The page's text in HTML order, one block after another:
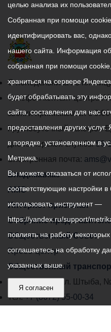
График
работы
администрации
местного
самоуправления
города
Владикавказ:
С понедельника по
Телефон контакт-центра
звонки принимаются с
Круглосуточный телефон
диспетчерской службы53-
Электронная почта:
Владикавказ
АМС
Интернет приемная
Собрание
Общественный Совет
Пресс-центр
Общественный
Владикавказ, пл. Штыба,
Тел:+7 (8672) 55-00-34
целью анализа их
Собранная при помощи
идентифицировать вас,
нашего сайта. Информация
собранная при помощи
храниться на сервере
будет обрабатывать эту
сайта, составления для нас
предоставления других
в порядке, установленном в
Метрика.
Вы можете отказаться от
соответствующие настройки
использовать инструмент —
https://yandex.ru/support/
повлиять на работу
соглашаетесь на обработку
указанных выше.
Я согласен